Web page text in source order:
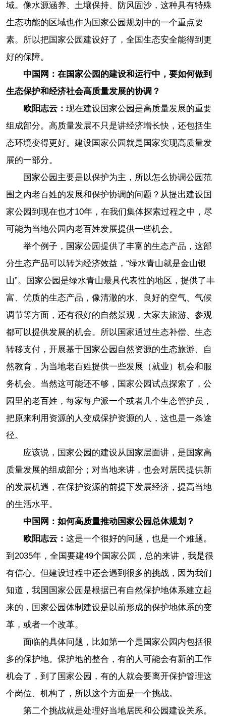
域。像水源涵养、土壤保持、防风固沙，这种具有特殊
生态功能的区域也作为国家公园规划中的一个重点要
素。所以把国家公园建设好了，全国生态安全能得到更
好的保障。
中国网：在国家公园的建设和运行中，要如何做到
生态保护和经济社会高质量发展的协调？
欧阳志云： 现在建设国家公园是高质量发展的重要
组成部分。高质量发展不只是讲经济增长快，还包括生
态环境变得更好。建设国家公园就是国家实现高质量发
展的一部分。
国家公园主要是以保护为主，所以怎么协调公园范
围之内老百姓的发展和保护协调的问题？从提出建设国
家公园到现在也才10年，在我们集体探索过程之中，尽
可能为当地公园内老百姓发展提供一些机会。
举个例子，国家公园提供了丰富的生态产品，这部
分生态产品可以转为经济效益，“绿水青山就是金山银
山”。国家公园是绿水青山最具代表性的地区，提供了丰
富、优质的生态产品，像清澈的水、良好的空气、气候
调节等方面，还有很好的自然景观，大家去旅游、参观
都可以提供发展的机会。所以国家通过生态补偿、生态
转移支付，开展基于国家公园自然资源的生态旅游、自
然教育，为当地老百姓提供一些发展（就业）机会和服
务机会。当然这可能还不够，国家公园试点探索了，公
园里的老百姓，每家每户派一个或者几个生态管护员，
把原来利用资源的人变成保护资源的人，这也是一条途
径。
应该说，国家公园的建设从国家层面讲，是国家高
质量发展的组成部分；对当地来讲，也会对居民提供新
的发展机遇，在保护资源的前提下发展经济，提高当地
的生活水平。
中国网：如何高质量推动国家公园总体规划？
欧阳志云： 这是一个很好的问题，也是一个难题。
到2035年，全国要建49个国家公园，总的来讲，我是很
有信心。但建设过程中还会遇到很多的挑战，因为我们
知道，我国国家公园是根据已有自然保护地体系建立起
来的，国家公园体制建设是以前形成的保护地体系的变
革，或者一个改革。
面临的具体问题，比如第一个是国家公园内包括很
多的保护地。保护地的整合，有的人可能会有新的工作
机会了，到了国家公园，有的人就会要离开保护管理这
个岗位、机构了，所以这个方面是一个挑战。
第二个挑战就是处理好当地居民和公园建设关系。